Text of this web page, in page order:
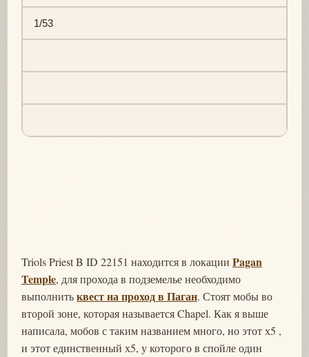
1/53
Triols Priest B ID 22151 находится в локации Pagan
Temple, для прохода в подземелье необходимо
выполнитьквест на проход в Паган. Стоят мобы во
второй зоне, которая называется Chapel. Как я выше
написала, мобов с таким названием много, но этот х5 ,
и этот единственный х5, у которого в спойле один